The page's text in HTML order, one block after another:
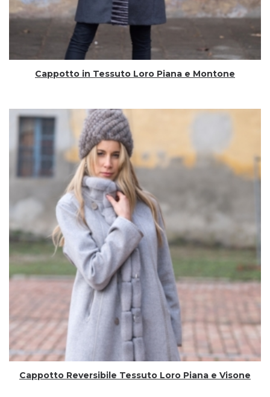
Cappotto in Tessuto Loro Piana e Montone
Cappotto Reversibile Tessuto Loro Piana e Visone